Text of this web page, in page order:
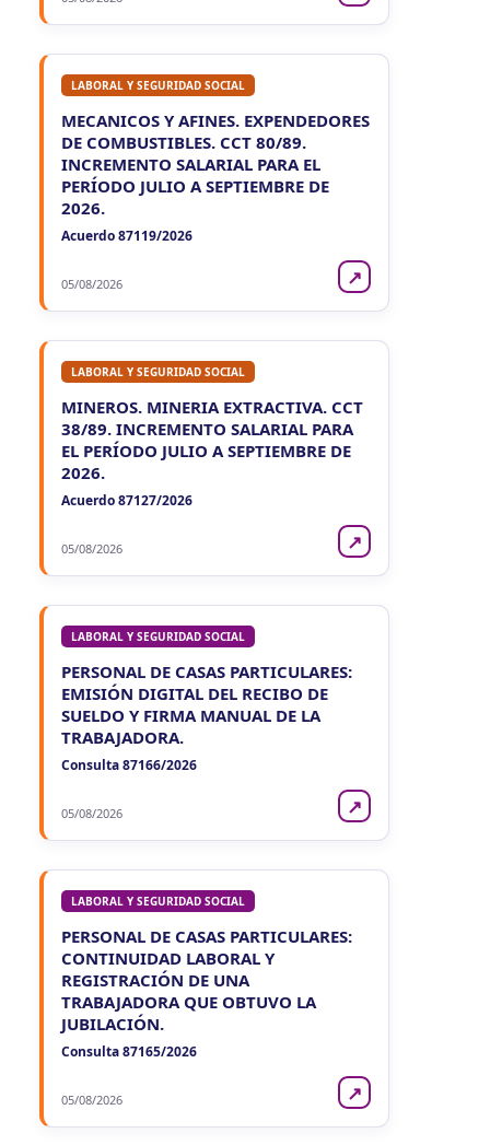
LABORAL Y SEGURIDAD SOCIAL
MECANICOS Y AFINES. EXPENDEDORES
DE COMBUSTIBLES. CCT 80/89.
INCREMENTO SALARIAL PARA EL
PERÍODO JULIO A SEPTIEMBRE DE
2026.
Acuerdo 87119/2026
05/08/2026 ↗
LABORAL Y SEGURIDAD SOCIAL
MINEROS. MINERIA EXTRACTIVA. CCT
38/89. INCREMENTO SALARIAL PARA
EL PERÍODO JULIO A SEPTIEMBRE DE
2026.
Acuerdo 87127/2026
05/08/2026 ↗
LABORAL Y SEGURIDAD SOCIAL
PERSONAL DE CASAS PARTICULARES:
EMISIÓN DIGITAL DEL RECIBO DE
SUELDO Y FIRMA MANUAL DE LA
TRABAJADORA.
Consulta 87166/2026
05/08/2026 ↗
LABORAL Y SEGURIDAD SOCIAL
PERSONAL DE CASAS PARTICULARES:
CONTINUIDAD LABORAL Y
REGISTRACIÓN DE UNA
TRABAJADORA QUE OBTUVO LA
JUBILACIÓN.
Consulta 87165/2026
05/08/2026 ↗